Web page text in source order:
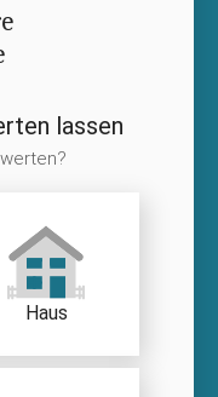
lassen
Haus